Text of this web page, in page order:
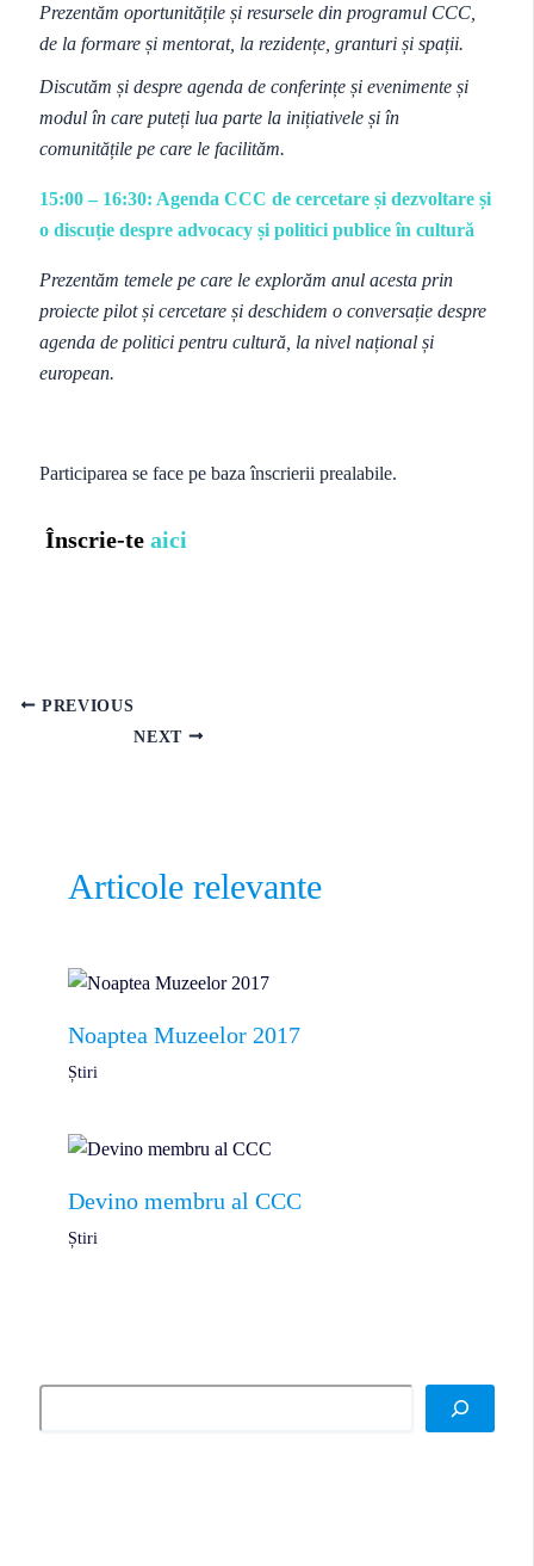
Prezentăm oportunitățile și resursele din programul CCC,
de la formare și mentorat, la rezidențe, granturi și spații.
Discutăm și despre agenda de conferințe și evenimente și
modul în care puteți lua parte la inițiativele și în
comunitățile pe care le facilităm.
15:00 – 16:30: Agenda CCC de cercetare și dezvoltare și
o discuție despre advocacy și politici publice în cultură
Prezentăm temele pe care le explorăm anul acesta prin
proiecte pilot și cercetare și deschidem o conversație despre
agenda de politici pentru cultură, la nivel național și
european.
Participarea se face pe baza înscrierii prealabile.
Înscrie-te aici
PREVIOUS
NEXT
Articole relevante
Noaptea Muzeelor 2017
Știri
Devino membru al CCC
Știri